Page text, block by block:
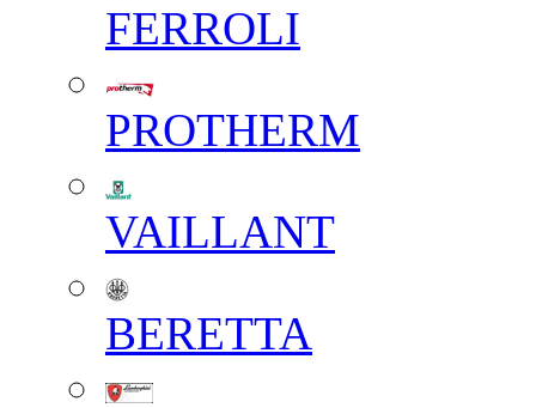
FERROLI
PROTHERM
VAILLANT
BERETTA